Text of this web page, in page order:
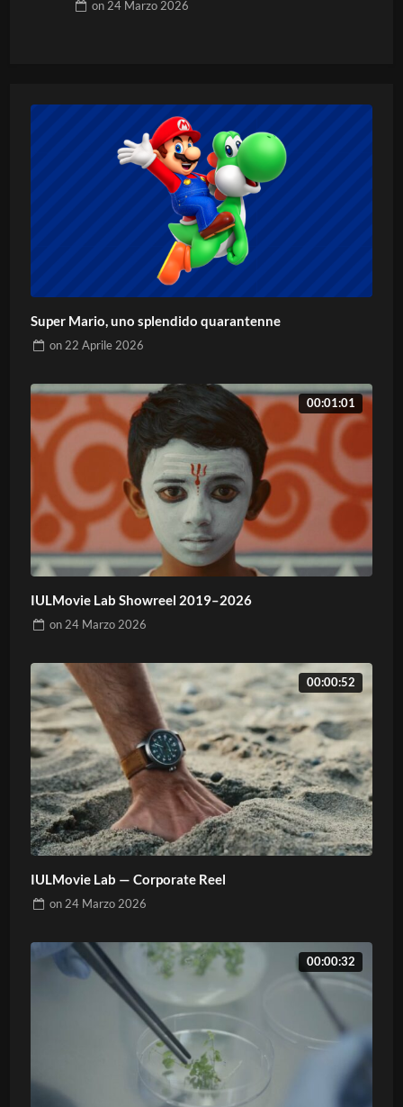
on 24 Marzo 2026
Super Mario, uno splendido quarantenne
on 22 Aprile 2026
00:01:01
IULMovie Lab Showreel 2019–2026
on 24 Marzo 2026
00:00:52
IULMovie Lab — Corporate Reel
on 24 Marzo 2026
00:00:32